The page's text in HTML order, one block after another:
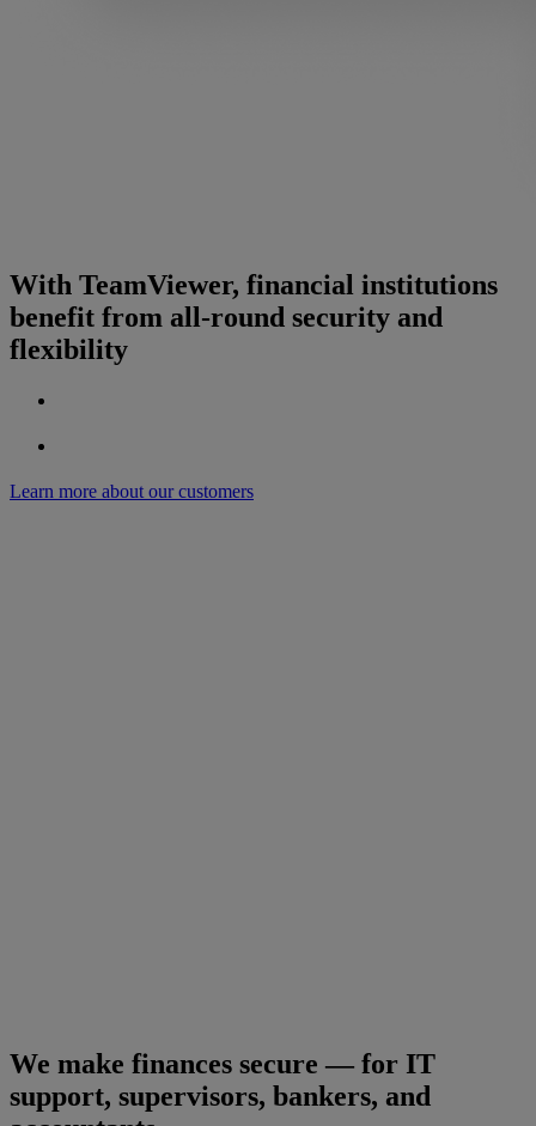
With TeamViewer, financial institutions
benefit from all-round security and
flexibility
Learn more about our customers
We make finances secure — for IT
support, supervisors, bankers, and